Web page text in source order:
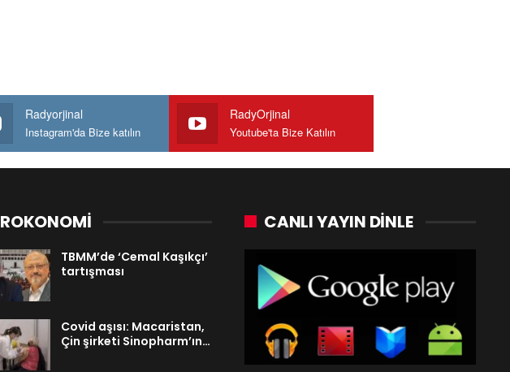
Radyorjinal
Instagram'da Bize katılın
RadyOrjinal
Youtube'ta Bize Katılın
ROKONOMİ
TBMM’de ‘Cemal Kaşıkçı’
tartışması
Covid aşısı: Macaristan,
Çin şirketi Sinopharm’ın…
CANLI YAYIN DINLE